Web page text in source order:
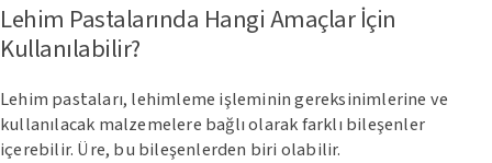
Lehim Pastalarında Hangi Amaçlar İçin
Kullanılabilir?
Lehim pastaları, lehimleme işleminin gereksinimlerine ve
kullanılacak malzemelere bağlı olarak farklı bileşenler
içerebilir. Üre, bu bileşenlerden biri olabilir.